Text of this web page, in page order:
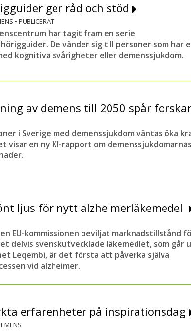
ger råd och stöd
• PUBLICERAT
har tagit fram en serie
De vänder sig till personer som har
kognitiva svårigheter eller demenssjukdom.
av demens till 2050 spår
i Sverige med demenssjukdom väntas öka
visar en ny KI-rapport om demenssjukdomarnas
ljus för nytt alzheimerläkemedel
EU-kommissionen beviljat marknadstillstånd
delvis svenskutvecklade läkemedlet, som går
Leqembi, är det första att påverka själva
vid alzheimer.
erfarenheter på inspirationsdag